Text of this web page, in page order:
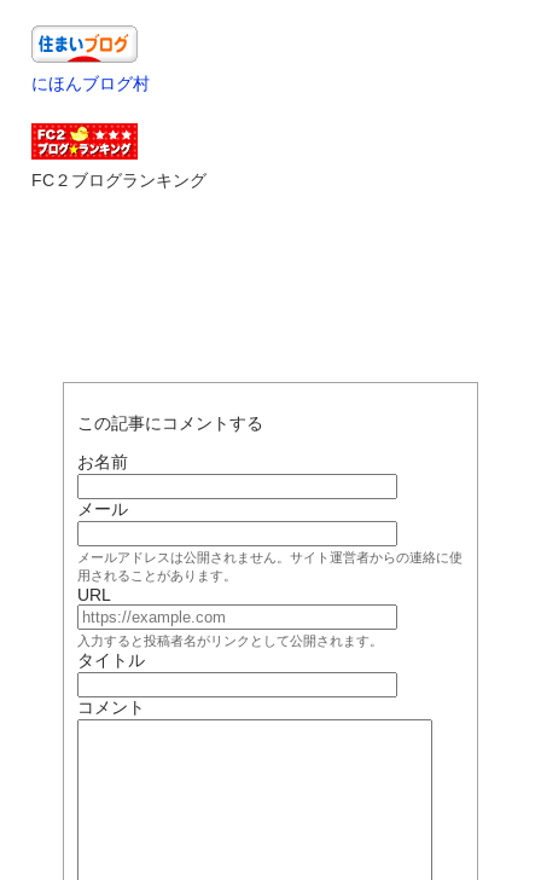
にほんブログ村
FC２ブログランキング
この記事にコメントする
お名前
メール
メールアドレスは公開されません。サイト運営者からの連絡に使
用されることがあります。
URL
入力すると投稿者名がリンクとして公開されます。
タイトル
コメント